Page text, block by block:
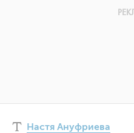
Настя Ануфриева